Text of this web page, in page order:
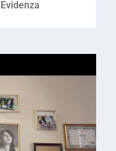
Evidenza